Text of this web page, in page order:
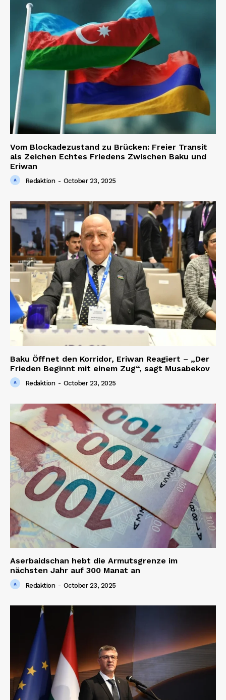
Vom Blockadezustand zu Brücken: Freier Transit
als Zeichen Echtes Friedens Zwischen Baku und
Eriwan
Redaktion - October 23, 2025
Baku Öffnet den Korridor, Eriwan Reagiert – „Der
Frieden Beginnt mit einem Zug“, sagt Musabekov
Redaktion - October 23, 2025
Aserbaidschan hebt die Armutsgrenze im
nächsten Jahr auf 300 Manat an
Redaktion - October 23, 2025